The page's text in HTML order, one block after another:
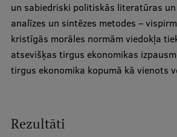
Ētikas un līdztiesības mācības
Atvērtā universitāte
Sagatavošanas kursi
Pedagoģiskās izaugsmes centrs
un sabiedriski politiskās literatūras
analīzes un sintēzes metodes –
kristīgās morāles normām viedokļa
atsevišķas tirgus ekonomikas
tirgus ekonomika kopumā kā vienots
Rezultāti